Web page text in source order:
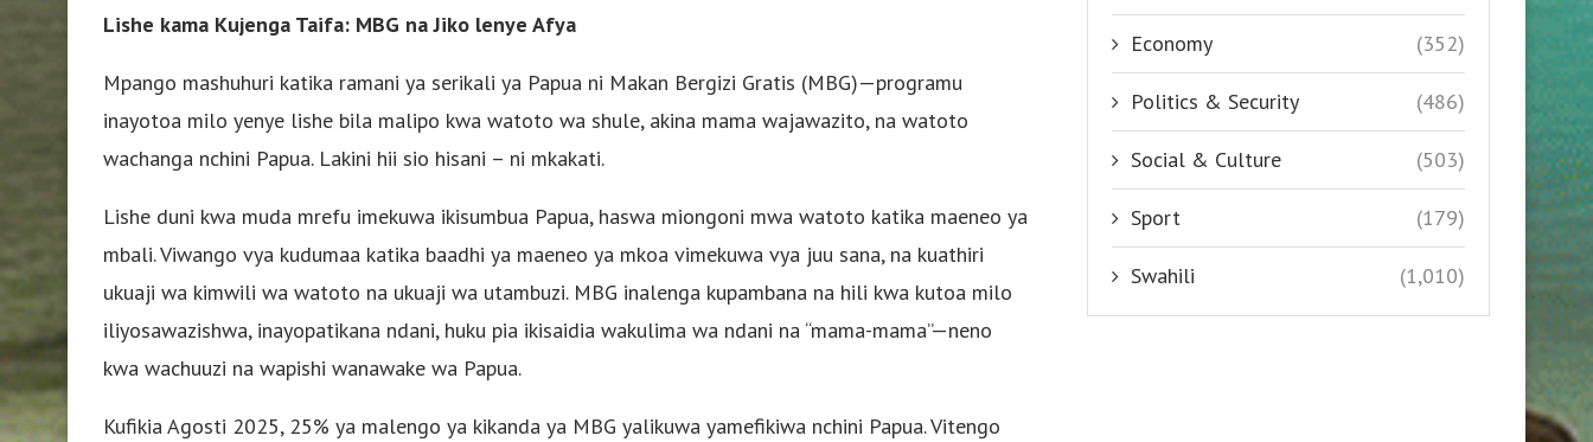
Lishe kama Kujenga Taifa: MBG na Jiko lenye Afya
Mpango mashuhuri katika ramani ya serikali ya Papua ni Makan Bergizi Gratis (MBG)—programu
inayotoa milo yenye lishe bila malipo kwa watoto wa shule, akina mama wajawazito, na watoto
wachanga nchini Papua. Lakini hii sio hisani – ni mkakati.
Lishe duni kwa muda mrefu imekuwa ikisumbua Papua, haswa miongoni mwa watoto katika maeneo ya
mbali. Viwango vya kudumaa katika baadhi ya maeneo ya mkoa vimekuwa vya juu sana, na kuathiri
ukuaji wa kimwili wa watoto na ukuaji wa utambuzi. MBG inalenga kupambana na hili kwa kutoa milo
iliyosawazishwa, inayopatikana ndani, huku pia ikisaidia wakulima wa ndani na “mama-mama”—neno
kwa wachuuzi na wapishi wanawake wa Papua.
Kufikia Agosti 2025, 25% ya malengo ya kikanda ya MBG yalikuwa yamefikiwa nchini Papua. Vitengo
Economy (352)
Politics & Security (486)
Social & Culture (503)
Sport (179)
Swahili (1,010)